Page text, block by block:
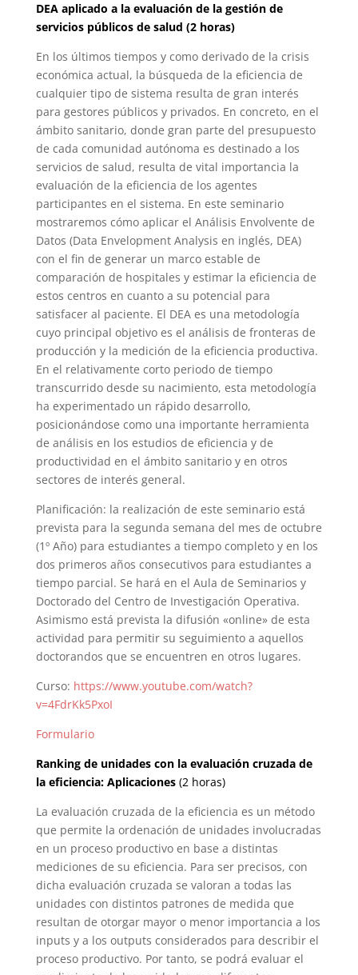
DEA aplicado a la evaluación de la gestión de
servicios públicos de salud (2 horas)
En los últimos tiempos y como derivado de la crisis
económica actual, la búsqueda de la eficiencia de
cualquier tipo de sistema resulta de gran interés
para gestores públicos y privados. En concreto, en el
ámbito sanitario, donde gran parte del presupuesto
de cada comunidad autónoma es destinado a los
servicios de salud, resulta de vital importancia la
evaluación de la eficiencia de los agentes
participantes en el sistema. En este seminario
mostraremos cómo aplicar el Análisis Envolvente de
Datos (Data Envelopment Analysis en inglés, DEA)
con el fin de generar un marco estable de
comparación de hospitales y estimar la eficiencia de
estos centros en cuanto a su potencial para
satisfacer al paciente. El DEA es una metodología
cuyo principal objetivo es el análisis de fronteras de
producción y la medición de la eficiencia productiva.
En el relativamente corto periodo de tiempo
transcurrido desde su nacimiento, esta metodología
ha experimentado un rápido desarrollo,
posicionándose como una importante herramienta
de análisis en los estudios de eficiencia y de
productividad en el ámbito sanitario y en otros
sectores de interés general.
Planificación: la realización de este seminario está
prevista para la segunda semana del mes de octubre
(1º Año) para estudiantes a tiempo completo y en los
dos primeros años consecutivos para estudiantes a
tiempo parcial. Se hará en el Aula de Seminarios y
Doctorado del Centro de Investigación Operativa.
Asimismo está prevista la difusión «online» de esta
actividad para permitir su seguimiento a aquellos
doctorandos que se encuentren en otros lugares.
Curso: https://www.youtube.com/watch?
v=4FdrKk5PxoI
Formulario
Ranking de unidades con la evaluación cruzada de
la eficiencia: Aplicaciones(2 horas)
La evaluación cruzada de la eficiencia es un método
que permite la ordenación de unidades involucradas
en un proceso productivo en base a distintas
mediciones de su eficiencia. Para ser precisos, con
dicha evaluación cruzada se valoran a todas las
unidades con distintos patrones de medida que
resultan de otorgar mayor o menor importancia a los
inputs y a los outputs considerados para describir el
proceso productivo. Por tanto, se podrá evaluar el